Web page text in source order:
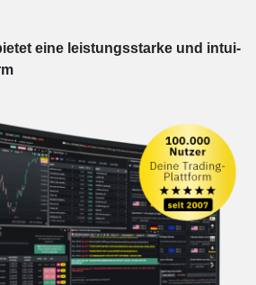
eine leis­tungs­star­ke und in­tui­